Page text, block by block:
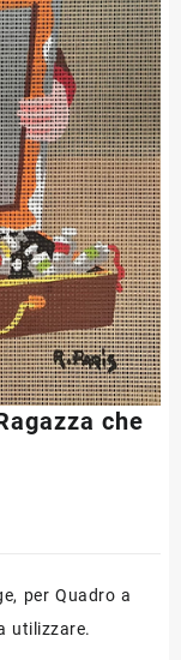
che
per Quadro a
utilizzare.